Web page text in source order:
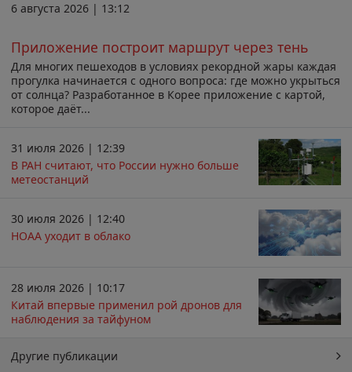
6 августа 2026 | 13:12
Приложение построит маршрут через тень
Для многих пешеходов в условиях рекордной жары каждая
прогулка начинается с одного вопроса: где можно укрыться
от солнца? Разработанное в Корее приложение с картой,
которое даёт...
31 июля 2026 | 12:39
В РАН считают, что России нужно больше
метеостанций
30 июля 2026 | 12:40
НОАА уходит в облако
28 июля 2026 | 10:17
Китай впервые применил рой дронов для
наблюдения за тайфуном
Другие публикации